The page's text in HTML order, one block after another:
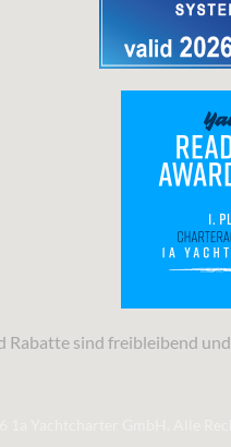
Rabatte sind freibleibend und